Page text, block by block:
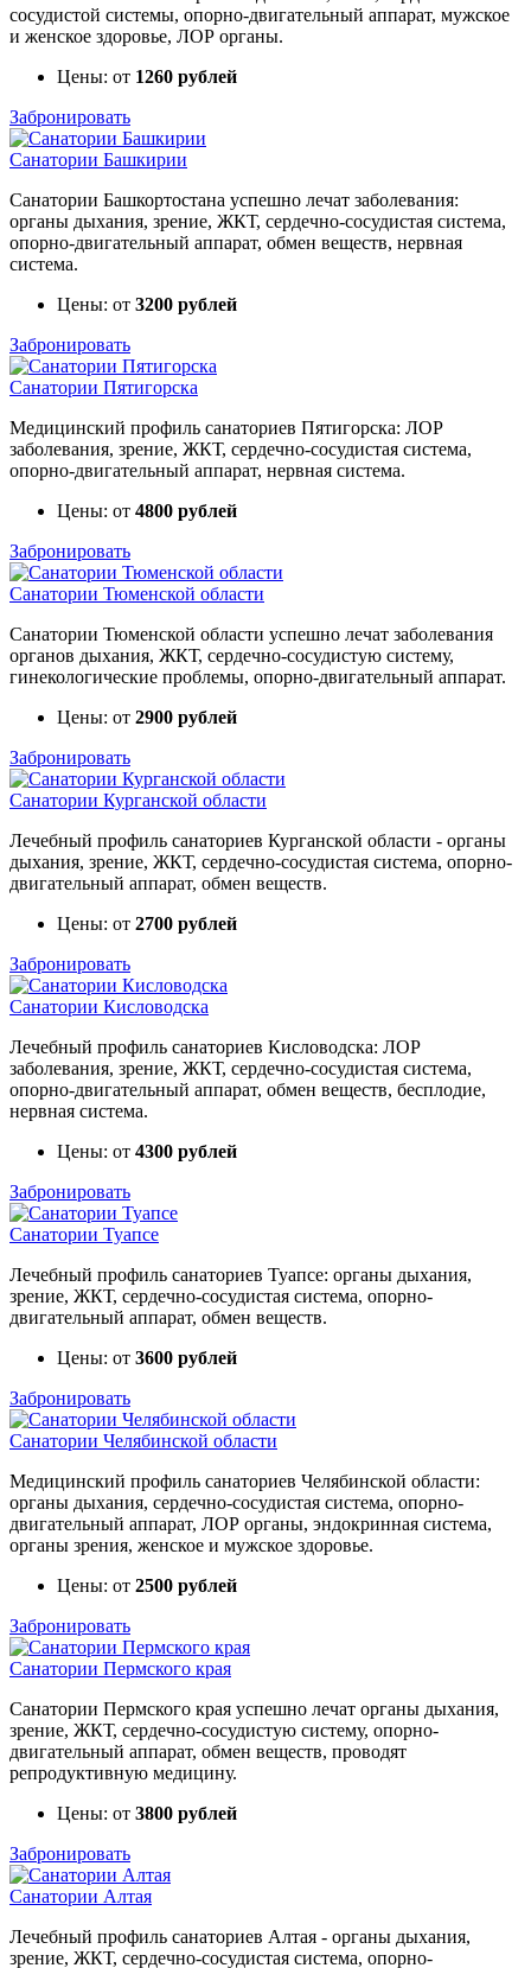
сосудистой системы, опорно-двигательный аппарат, мужское
и женское здоровье, ЛОР органы.
Цены: от 1260 рублей
Забронировать
Санатории Башкирии
Санатории Башкортостана успешно лечат заболевания:
органы дыхания, зрение, ЖКТ, сердечно-сосудистая система,
опорно-двигательный аппарат, обмен веществ, нервная
система.
Цены: от 3200 рублей
Забронировать
Санатории Пятигорска
Медицинский профиль санаториев Пятигорска: ЛОР
заболевания, зрение, ЖКТ, сердечно-сосудистая система,
опорно-двигательный аппарат, нервная система.
Цены: от 4800 рублей
Забронировать
Санатории Тюменской области
Санатории Тюменской области успешно лечат заболевания
органов дыхания, ЖКТ, сердечно-сосудистую систему,
гинекологические проблемы, опорно-двигательный аппарат.
Цены: от 2900 рублей
Забронировать
Санатории Курганской области
Лечебный профиль санаториев Курганской области - органы
дыхания, зрение, ЖКТ, сердечно-сосудистая система, опорно-
двигательный аппарат, обмен веществ.
Цены: от 2700 рублей
Забронировать
Санатории Кисловодска
Лечебный профиль санаториев Кисловодска: ЛОР
заболевания, зрение, ЖКТ, сердечно-сосудистая система,
опорно-двигательный аппарат, обмен веществ, бесплодие,
нервная система.
Цены: от 4300 рублей
Забронировать
Санатории Туапсе
Лечебный профиль санаториев Туапсе: органы дыхания,
зрение, ЖКТ, сердечно-сосудистая система, опорно-
двигательный аппарат, обмен веществ.
Цены: от 3600 рублей
Забронировать
Санатории Челябинской области
Медицинский профиль санаториев Челябинской области:
органы дыхания, сердечно-сосудистая система, опорно-
двигательный аппарат, ЛОР органы, эндокринная система,
органы зрения, женское и мужское здоровье.
Цены: от 2500 рублей
Забронировать
Санатории Пермского края
Санатории Пермского края успешно лечат органы дыхания,
зрение, ЖКТ, сердечно-сосудистую систему, опорно-
двигательный аппарат, обмен веществ, проводят
репродуктивную медицину.
Цены: от 3800 рублей
Забронировать
Санатории Алтая
Лечебный профиль санаториев Алтая - органы дыхания,
зрение, ЖКТ, сердечно-сосудистая система, опорно-